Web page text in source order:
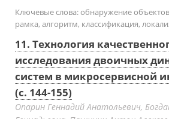
Ключевые слова:обнаружение
рамка, алгоритм, классификация,
11. Технология
исследования двоичных
систем в микросервисной
(с. 144-155)
Опарин Геннадий Анатольевич,